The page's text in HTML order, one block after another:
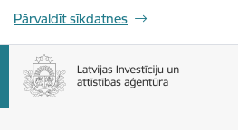
Pārvaldīt sīkdatnes